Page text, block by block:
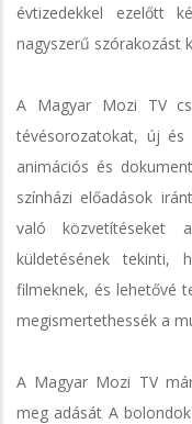
évtizedekkel ezelőtt
nagyszerű szórakozást
A Magyar Mozi TV
tévésorozatokat, új és
animációs és
színházi előadások
való közvetítéseket
küldetésének
filmeknek, és lehetővé
megismertethessék a
A Magyar Mozi TV
meg adását A